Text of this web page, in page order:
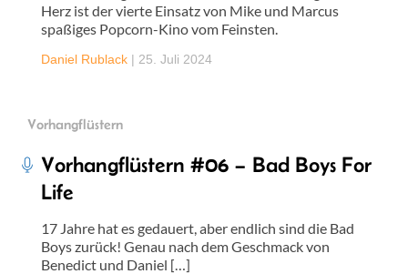
Herz ist der vierte Einsatz von Mike und Marcus
spaßiges Popcorn-Kino vom Feinsten.
Daniel Rublack | 25. Juli 2024
Vorhangflüstern
Vorhangflüstern #06 – Bad Boys For
Life
17 Jahre hat es gedauert, aber endlich sind die Bad
Boys zurück! Genau nach dem Geschmack von
Benedict und Daniel […]